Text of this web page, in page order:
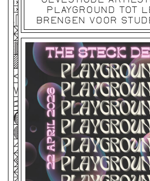
PLAYGROUND TOT
BRENGEN VOOR